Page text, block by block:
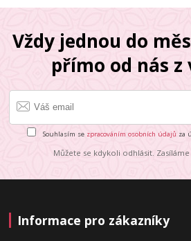
Vždy jednou do
přímo od nás z
Souhlasím se zpracováním osobních údajů za
Můžete se kdykoli odhlásit.
Informace pro zákazníky